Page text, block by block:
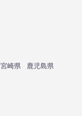
宮崎県
鹿児島県